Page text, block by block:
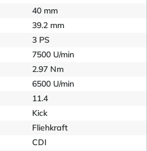
40 mm
39.2 mm
3 PS
7500 U/min
2.97 Nm
6500 U/min
11.4
Kick
Fliehkraft
CDI